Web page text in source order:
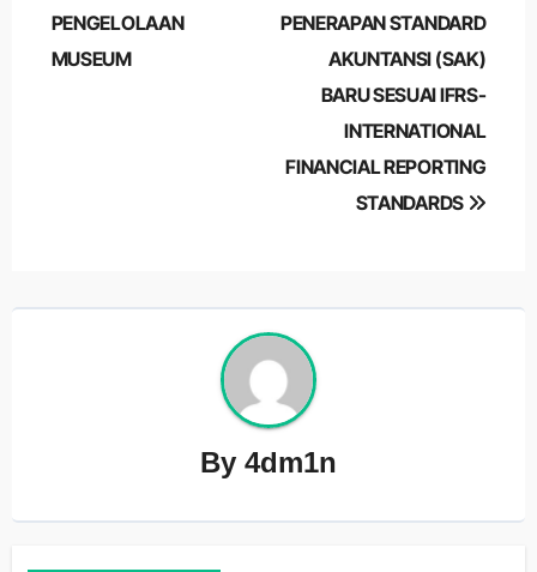
navigation
PENGELOLAAN
MUSEUM
PENERAPAN STANDARD
AKUNTANSI (SAK)
BARU SESUAI IFRS-
INTERNATIONAL
FINANCIAL REPORTING
STANDARDS
By 4dm1n